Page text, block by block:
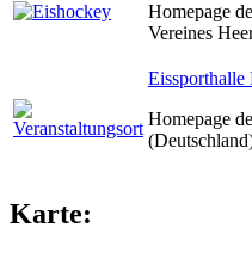
Homepage
Vereines
Eissporthalle
Homepage
Karte: